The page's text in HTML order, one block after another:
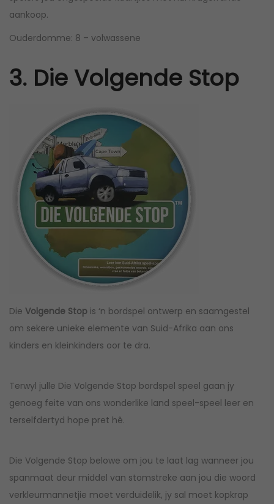
aankoop.
Ouderdomme: 8 – volwassene
3. Die Volgende Stop
Die Volgende Stop is ‘n bordspel ontwerp en saamgestel
om sekere unieke elemente van Suid-Afrika aan ons
kinders en kleinkinders oor te dra.
Terwyl julle Die Volgende Stop bordspel speel gaan jy
genoeg feite van ons wonderlike land speel-speel leer en
terselfdertyd hope pret hê.
Die Volgende Stop belowe om jou te laat lag wanneer jou
spanmaat deur middel van stomstreke aan jou die woord
verkleurmannetjie moet verduidelik, jy sal moet kopkrap